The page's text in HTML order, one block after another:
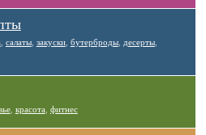
салаты, закуски, бутерброды, десерты,
, красота фитнес